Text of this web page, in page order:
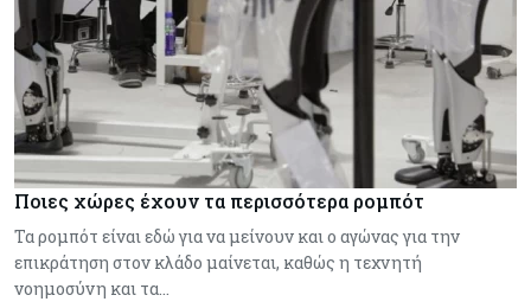
Ποιες χώρες έχουν τα περισσότερα ρομπότ
Τα ρομπότ είναι εδώ για να μείνουν και ο αγώνας για την
επικράτηση στον κλάδο μαίνεται, καθώς η τεχνητή
νοημοσύνη και τα…